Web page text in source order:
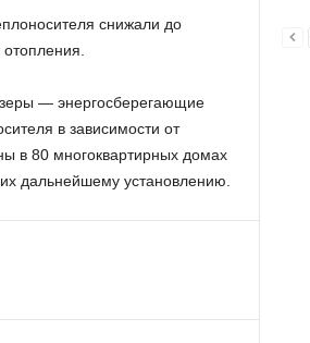
снижали до
— энергосберегающие
в зависимости от
в 80 многоквартирных домах
дальнейшему установлению.